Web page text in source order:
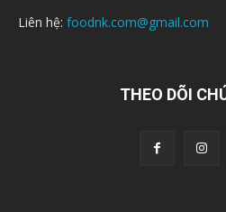
Liên hệ: foodnk.com@gmail.com
THEO DÕI